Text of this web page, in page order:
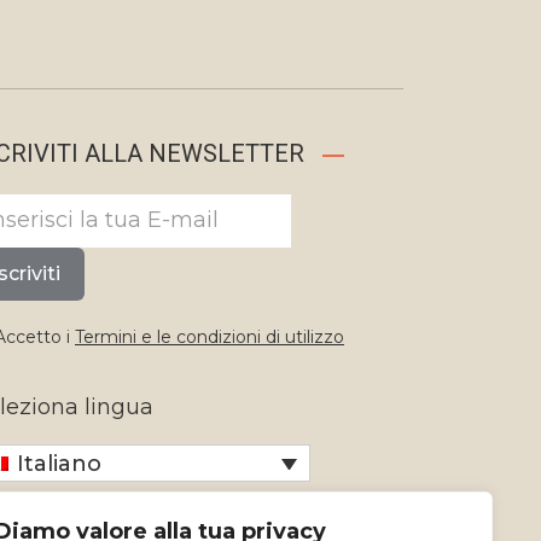
valore alla tua privacy
ALLA NEWSLETTER
i Termini e le condizioni di utilizzo
lingua
Italiano